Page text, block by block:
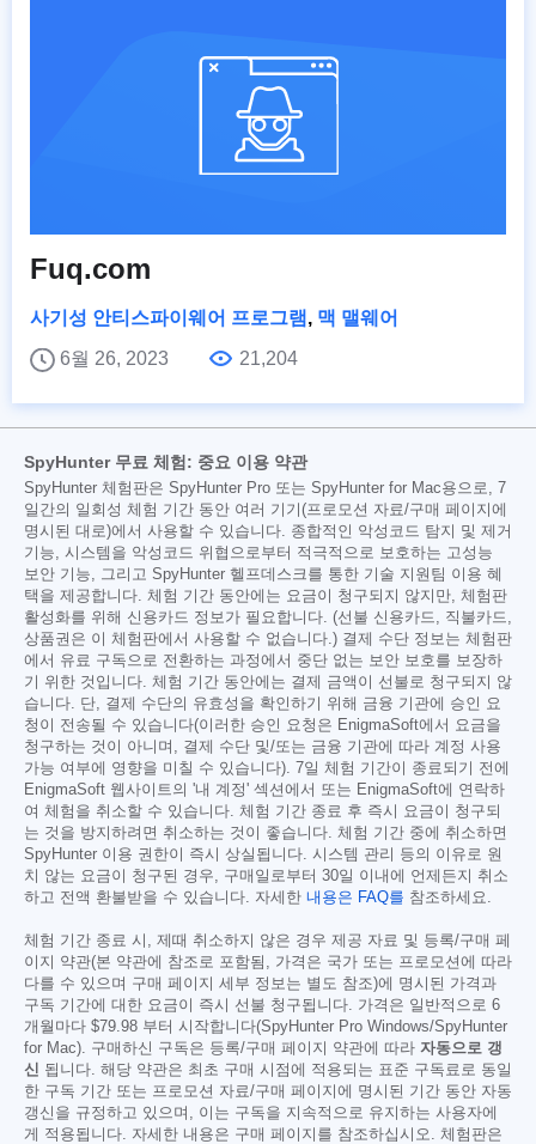
Fuq.com
사기성 안티스파이웨어 프로그램 , 맥 맬웨어
6월 26, 2023
21,204
SpyHunter 무료 체험: 중요 이용 약관
SpyHunter 체험판은 SpyHunter Pro 또는 SpyHunter for Mac용으로, 7
일간의 일회성 체험 기간 동안 여러 기기(프로모션 자료/구매 페이지에
명시된 대로)에서 사용할 수 있습니다. 종합적인 악성코드 탐지 및 제거
기능, 시스템을 악성코드 위협으로부터 적극적으로 보호하는 고성능
보안 기능, 그리고 SpyHunter 헬프데스크를 통한 기술 지원팀 이용 혜
택을 제공합니다. 체험 기간 동안에는 요금이 청구되지 않지만, 체험판
활성화를 위해 신용카드 정보가 필요합니다. (선불 신용카드, 직불카드,
상품권은 이 체험판에서 사용할 수 없습니다.) 결제 수단 정보는 체험판
에서 유료 구독으로 전환하는 과정에서 중단 없는 보안 보호를 보장하
기 위한 것입니다. 체험 기간 동안에는 결제 금액이 선불로 청구되지 않
습니다. 단, 결제 수단의 유효성을 확인하기 위해 금융 기관에 승인 요
청이 전송될 수 있습니다(이러한 승인 요청은 EnigmaSoft에서 요금을
청구하는 것이 아니며, 결제 수단 및/또는 금융 기관에 따라 계정 사용
가능 여부에 영향을 미칠 수 있습니다). 7일 체험 기간이 종료되기 전에
EnigmaSoft 웹사이트의 '내 계정' 섹션에서 또는 EnigmaSoft에 연락하
여 체험을 취소할 수 있습니다. 체험 기간 종료 후 즉시 요금이 청구되
는 것을 방지하려면 취소하는 것이 좋습니다. 체험 기간 중에 취소하면
SpyHunter 이용 권한이 즉시 상실됩니다. 시스템 관리 등의 이유로 원
치 않는 요금이 청구된 경우, 구매일로부터 30일 이내에 언제든지 취소
하고 전액 환불받을 수 있습니다. 자세한 내용은 FAQ를 참조하세요.
체험 기간 종료 시, 제때 취소하지 않은 경우 제공 자료 및 등록/구매 페
이지 약관(본 약관에 참조로 포함됨, 가격은 국가 또는 프로모션에 따라
다를 수 있으며 구매 페이지 세부 정보는 별도 참조)에 명시된 가격과
구독 기간에 대한 요금이 즉시 선불 청구됩니다. 가격은 일반적으로 6
개월마다 $79.98 부터 시작합니다(SpyHunter Pro Windows/SpyHunter
for Mac). 구매하신 구독은 등록/구매 페이지 약관에 따라 자동으로 갱
신
됩니다. 해당 약관은 최초 구매 시점에 적용되는 표준 구독료로 동일
한 구독 기간 또는 프로모션 자료/구매 페이지에 명시된 기간 동안 자동
갱신을 규정하고 있으며, 이는 구독을 지속적으로 유지하는 사용자에
게 적용됩니다. 자세한 내용은 구매 페이지를 참조하십시오. 체험판은